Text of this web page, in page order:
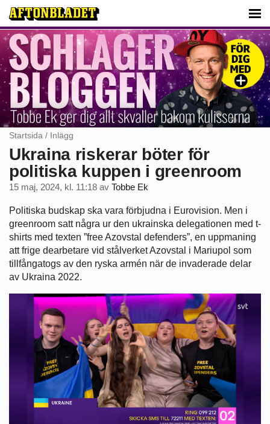
Startsida / Inlägg
Ukraina riskerar böter för
politiska kuppen i greenroom
15 maj, 2024, kl. 11:18 av Tobbe Ek
Politiska budskap ska vara förbjudna i Eurovision. Men i
greenroom satt några ur den ukrainska delegationen med t-
shirts med texten ”free Azovstal defenders”, en uppmaning
att frige dearbetare vid stålverket Azovstal i Mariupol som
tillfångatogs av den ryska armén när de invaderade delar
av Ukraina 2022.